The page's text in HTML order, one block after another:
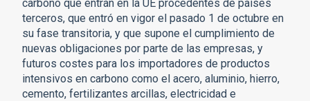
carbono que entran en la UE procedentes de países
terceros, que entró en vigor el pasado 1 de octubre en
su fase transitoria, y que supone el cumplimiento de
nuevas obligaciones por parte de las empresas, y
futuros costes para los importadores de productos
intensivos en carbono como el acero, aluminio, hierro,
cemento, fertilizantes arcillas, electricidad e